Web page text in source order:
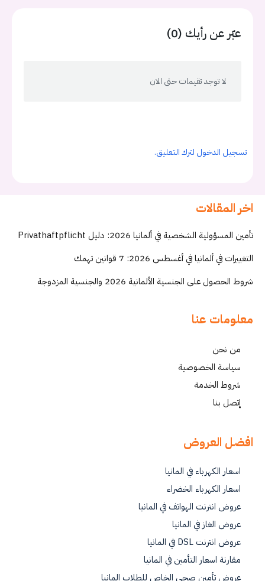
عبّر عن رأيك (0)
لا توجد تقيمات حتى الان
تسجيل الدخول لترك التعليق.
اخر المقالات
تأمين المسؤولية الشخصية في ألمانيا 2026: دليل Privathaftpflicht
التغييرات في ألمانيا في أغسطس 2026: 7 قوانين تهمك
شروط الحصول على الجنسية الألمانية 2026 والجنسية المزدوجة
معلومات عنا
من نحن
سياسة الخصوصية
شروط الخدمة
إتصل بنا
افضل العروض
اسعار الكهرباء في المانيا
اسعار الكهرباء الخضراء
عروض انترنت الهواتف في المانيا
عروض الغاز في المانيا
عروض انترنت DSL في المانيا
مقارنة اسعار التأمين في المانيا
عروض تأمين صحي الخاص للطلاب المانيا